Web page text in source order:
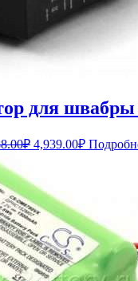
для швабры
₽ Первоначальная
5,388.00₽.
4,939.00₽Текущая
цена: